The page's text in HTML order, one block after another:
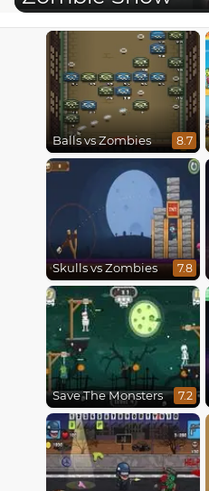
Balls vs Zombies 8.7
Skulls vs Zombies 7.8
Save The Monsters 7.2